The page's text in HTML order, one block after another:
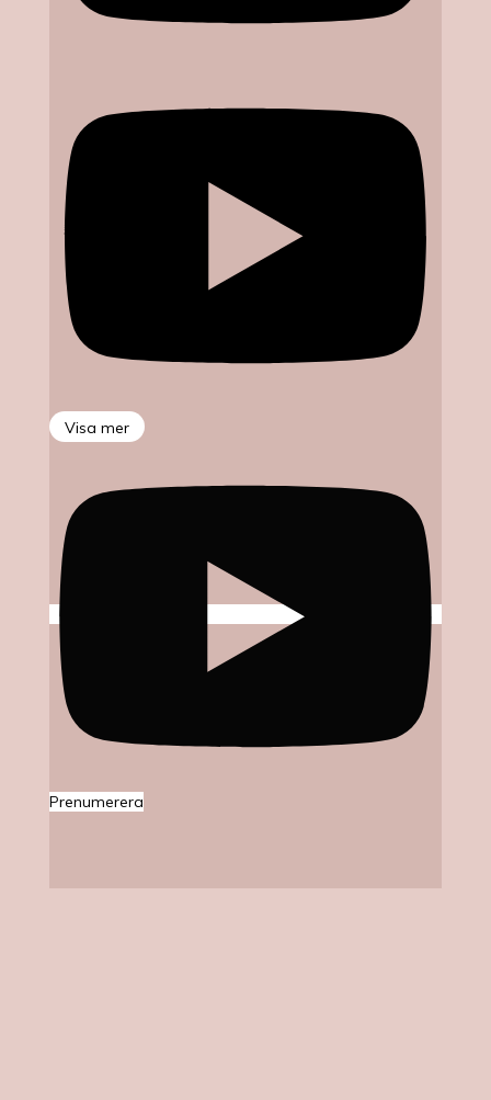
Visa mer
Prenumerera